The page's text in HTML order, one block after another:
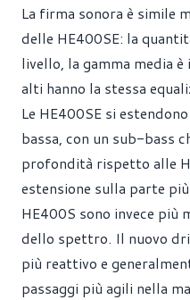
La firma sonora è simile
delle HE400SE: la
livello, la gamma media
alti hanno la stessa
Le HE400SE si
bassa, con un sub-bass
profondità rispetto alle
estensione sulla parte
HE400S sono invece più
dello spettro. Il nuovo
più reattivo e
passaggi più agili nella